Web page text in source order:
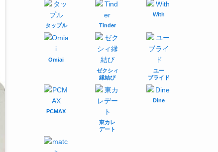
タップル Tinder
With
Omiai
ゼクシィ
縁結び
ユー
ブライド
PCMAX
東カレ
デート
Dine